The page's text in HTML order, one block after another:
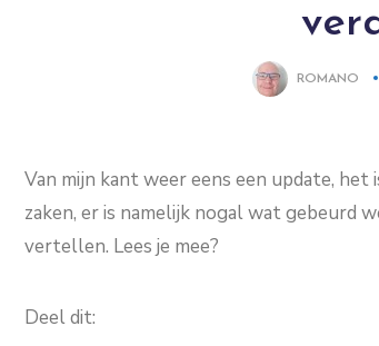
ROMANO
Van mijn kant weer eens een update,
zaken, er is namelijk nogal wat gebeurd
vertellen. Lees je mee?
Deel dit: